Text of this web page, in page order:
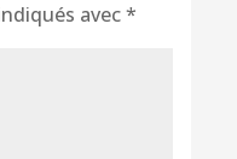
avec*